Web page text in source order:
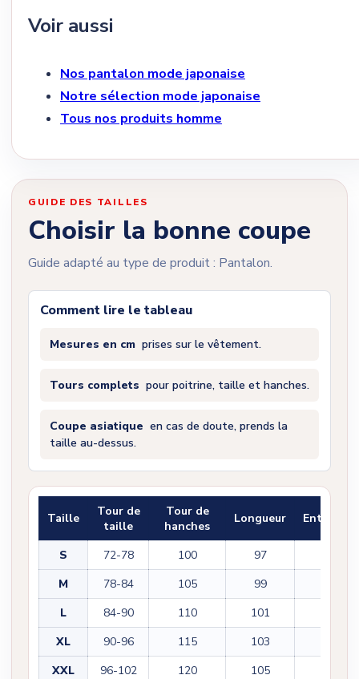
Voir aussi
Nos pantalon mode japonaise
Notre sélection mode japonaise
Tous nos produits homme
GUIDE DES TAILLES
Choisir la bonne coupe
Guide adapté au type de produit : Pantalon.
Comment lire le tableau
Mesures en cm prises sur le vêtement.
Tours complets pour poitrine, taille et hanches.
Coupe asiatique en cas de doute, prends la
taille au-dessus.
Taille
Tour de
taille
Tour de
hanches
Longueur
S 72-78 100 97
M
78-84 105 99
L
84-90 110 101
XL
90-96 115 103
XXL
96-102 120 105